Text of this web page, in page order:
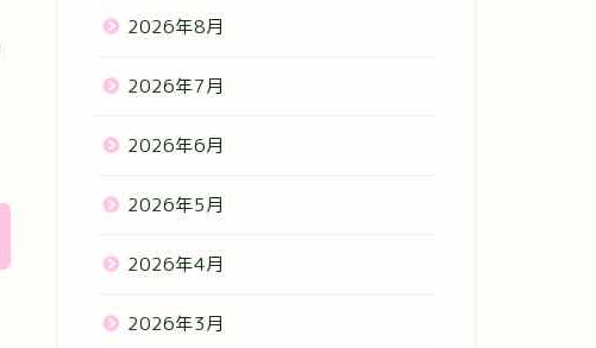
2026年8月
2026年7月
2026年6月
2026年5月
2026年4月
2026年3月